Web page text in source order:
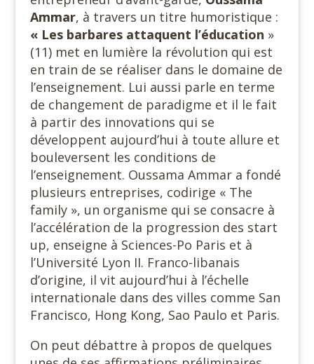
Ammar, à travers un titre humoristique :
« Les barbares attaquent l’éducation »
(11) met en lumière la révolution qui est
en train de se réaliser dans le domaine de
l’enseignement. Lui aussi parle en terme
de changement de paradigme et il le fait
à partir des innovations qui se
développent aujourd’hui à toute allure et
bouleversent les conditions de
l’enseignement. Oussama Ammar a fondé
plusieurs entreprises, codirige « The
family », un organisme qui se consacre à
l’accélération de la progression des start
up, enseigne à Sciences-Po Paris et à
l’Université Lyon II. Franco-libanais
d’origine, il vit aujourd’hui à l’échelle
internationale dans des villes comme San
Francisco, Hong Kong, Sao Paulo et Paris.
On peut débattre à propos de quelques